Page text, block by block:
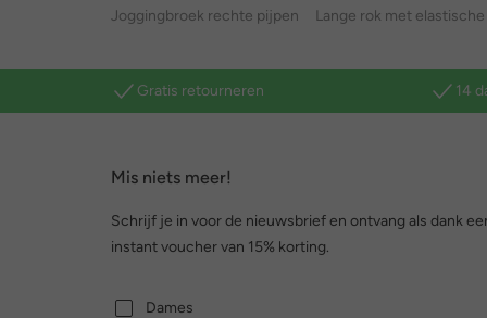
Joggingbroek rechte pijpen
Lange rok met
Gratis retourneren 14
Mis niets meer!
Schrijf je in voor de nieuwsbrief en ontvang als dank
instant voucher van 15% korting.
Dames